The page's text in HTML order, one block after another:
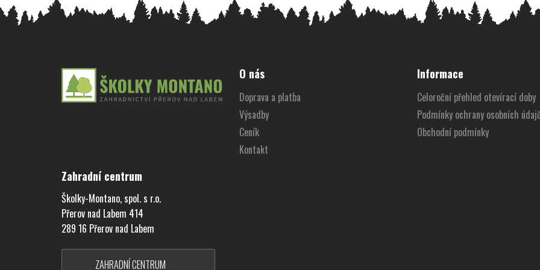
O nás
Doprava a platba
Výsadby
Ceník
Kontakt
Informace
Celoroční přehled otevírací doby
Podmínky ochrany osobních
Obchodní podmínky
Zahradní centrum
Školky-Montano, spol. s r.o.
Přerov nad Labem 414
289 16 Přerov nad Labem
ZAHRADNÍ CENTRUM